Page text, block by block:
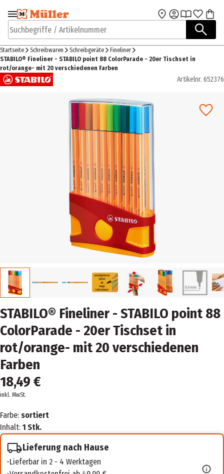
Zur Navigation
springen
Zum Hauptinhalt
Suchbegriffe / Artikelnummer
Startseite Schreibwaren Schreibgeräte
Fineliner
STABILO® Fineliner - STABILO point 88 ColorParade - 20er Tischset in
rot/orange- mit 20 verschiedenen Farben
Artikelnr. 652376
STABILO® Fineliner - STABILO point 88
ColorParade - 20er Tischset in
rot/orange- mit 20 verschiedenen
Farben
18,49 €
inkl. MwSt.
Farbe: sortiert
Inhalt: 1 Stk.
Lieferung nach Hause
Lieferbar in 2 - 4 Werktagen